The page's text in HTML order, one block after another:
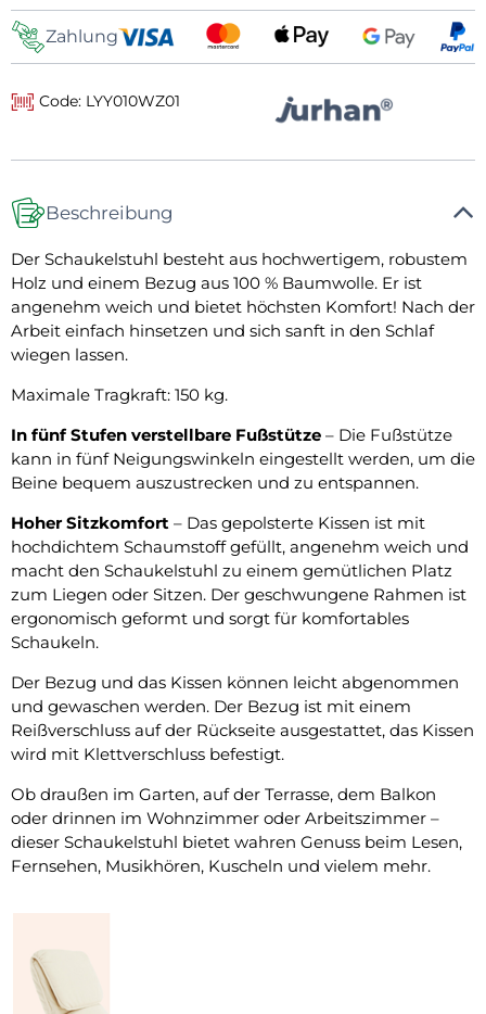
Zahlung
Code: LYY010WZ01
Beschreibung
Der Schaukelstuhl besteht aus hochwertigem, robustem
Holz und einem Bezug aus 100 % Baumwolle. Er ist
angenehm weich und bietet höchsten Komfort! Nach der
Arbeit einfach hinsetzen und sich sanft in den Schlaf
wiegen lassen.
Maximale Tragkraft: 150 kg.
In fünf Stufen verstellbare Fußstütze – Die Fußstütze
kann in fünf Neigungswinkeln eingestellt werden, um die
Beine bequem auszustrecken und zu entspannen.
Hoher Sitzkomfort – Das gepolsterte Kissen ist mit
hochdichtem Schaumstoff gefüllt, angenehm weich und
macht den Schaukelstuhl zu einem gemütlichen Platz
zum Liegen oder Sitzen. Der geschwungene Rahmen ist
ergonomisch geformt und sorgt für komfortables
Schaukeln.
Der Bezug und das Kissen können leicht abgenommen
und gewaschen werden. Der Bezug ist mit einem
Reißverschluss auf der Rückseite ausgestattet, das Kissen
wird mit Klettverschluss befestigt.
Ob draußen im Garten, auf der Terrasse, dem Balkon
oder drinnen im Wohnzimmer oder Arbeitszimmer –
dieser Schaukelstuhl bietet wahren Genuss beim Lesen,
Fernsehen, Musikhören, Kuscheln und vielem mehr.